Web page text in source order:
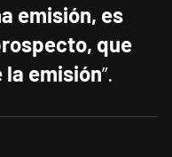
emisión, es
que
emisión”.